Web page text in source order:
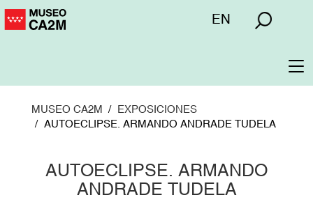
Pasar
Menú
EN
MUSEO CA2M
EXPOSICIONES
AUTOECLIPSE. ARMANDO ANDRADE TUDELA
AUTOECLIPSE. ARMANDO
ANDRADE TUDELA